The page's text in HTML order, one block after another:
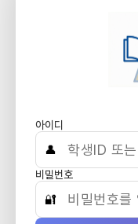
아이디
👤
비밀번호
🔐